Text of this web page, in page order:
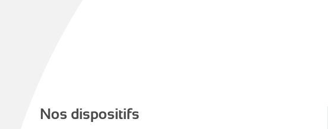
Nos dispositifs